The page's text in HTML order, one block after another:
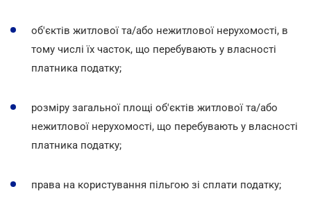
об'єктів житлової та/або нежитлової нерухомості, в
тому числі їх часток, що перебувають у власності
платника податку;
розміру загальної площі об'єктів житлової та/або
нежитлової нерухомості, що перебувають у власності
платника податку;
права на користування пільгою зі сплати податку;